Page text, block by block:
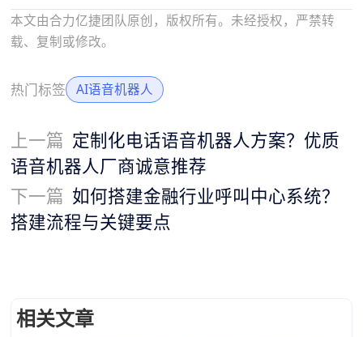
本文由合力亿捷团队原创，版权所有。未经授权，严禁转
载、复制或修改。
热门标签 AI语音机器人
上一篇 定制化电话语音机器人方案？优质
语音机器人厂商诚意推荐
下一篇 如何搭建金融行业呼叫中心系统？
搭建流程与关键要点
相关文章